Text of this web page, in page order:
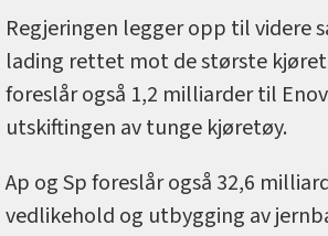
Regjeringen legger opp til videre
lading rettet mot de største
foreslår også 1,2 milliarder til
utskiftingen av tunge kjøretøy.
Ap og Sp foreslår også 32,6
vedlikehold og utbygging av